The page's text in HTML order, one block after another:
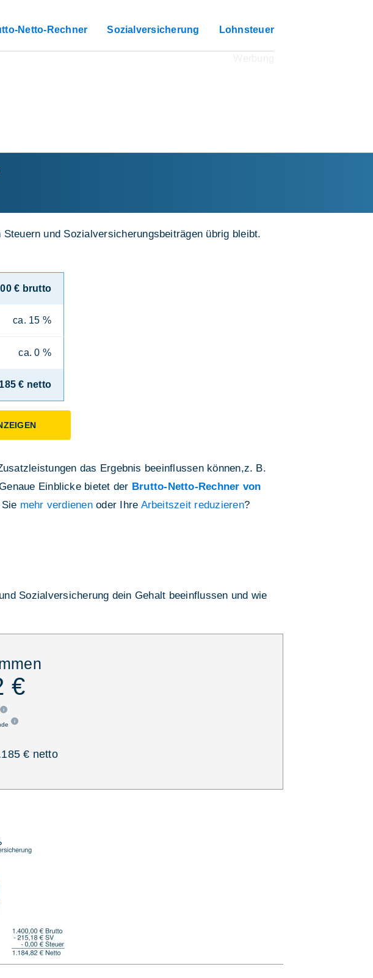
Netto-Rechner Sozialversicherung Lohnsteuer
und Sozialversicherungsbeiträgen übrig bleibt.
€ brutto
ca. 15 %
ca. 0 %
€ netto
das Ergebnis beeinflussen können,z. B.
Einblicke bietet der Brutto-Netto-Rechner von
mehr verdienenoder Ihre Arbeitszeit reduzieren?
Sozialversicherung dein Gehalt beeinflussen und wie
€
€ netto